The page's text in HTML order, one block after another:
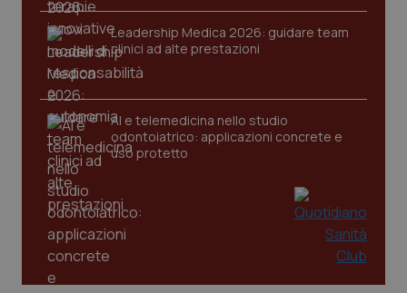
Leadership Medica 2026: guidare team
clinici ad alte prestazioni
AI e telemedicina nello studio
odontoiatrico: applicazioni concrete e
uso protetto
tracking-sites-ironfish-
tracking-enable
www.quotidianosanita.it
tracking-sites-ironfish-
session-id
_ga
.quotidianosanita.it